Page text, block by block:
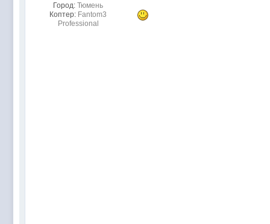
Город: Тюмень
Коптер: Fantom3
Professional